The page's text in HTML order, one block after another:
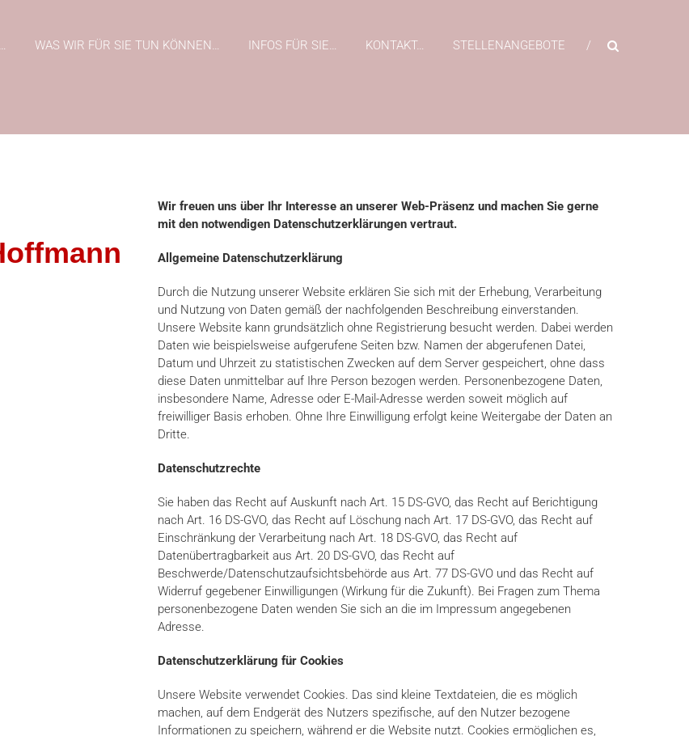
WAS WIR FÜR SIE TUN KÖNNEN… INFOS FÜR SIE… KONTAKT… STELLENANGEBOTE
Wir freuen uns über Ihr Interesse an unserer Web-Präsenz und machen Sie gerne
mit den notwendigen Datenschutzerklärungen vertraut.
Allgemeine Datenschutzerklärung
Durch die Nutzung unserer Website erklären Sie sich mit der Erhebung, Verarbeitung
und Nutzung von Daten gemäß der nachfolgenden Beschreibung einverstanden.
Unsere Website kann grundsätzlich ohne Registrierung besucht werden. Dabei werden
Daten wie beispielsweise aufgerufene Seiten bzw. Namen der abgerufenen Datei,
Datum und Uhrzeit zu statistischen Zwecken auf dem Server gespeichert, ohne dass
diese Daten unmittelbar auf Ihre Person bezogen werden. Personenbezogene Daten,
insbesondere Name, Adresse oder E-Mail-Adresse werden soweit möglich auf
freiwilliger Basis erhoben. Ohne Ihre Einwilligung erfolgt keine Weitergabe der Daten an
Dritte.
Datenschutzrechte
Sie haben das Recht auf Auskunft nach Art. 15 DS-GVO, das Recht auf Berichtigung
nach Art. 16 DS-GVO, das Recht auf Löschung nach Art. 17 DS-GVO, das Recht auf
Einschränkung der Verarbeitung nach Art. 18 DS-GVO, das Recht auf
Datenübertragbarkeit aus Art. 20 DS-GVO, das Recht auf
Beschwerde/Datenschutzaufsichtsbehörde aus Art. 77 DS-GVO und das Recht auf
Widerruf gegebener Einwilligungen (Wirkung für die Zukunft). Bei Fragen zum Thema
personenbezogene Daten wenden Sie sich an die im Impressum angegebenen
Adresse.
Datenschutzerklärung für Cookies
Unsere Website verwendet Cookies. Das sind kleine Textdateien, die es möglich
machen, auf dem Endgerät des Nutzers spezifische, auf den Nutzer bezogene
Informationen zu speichern, während er die Website nutzt. Cookies ermöglichen es,